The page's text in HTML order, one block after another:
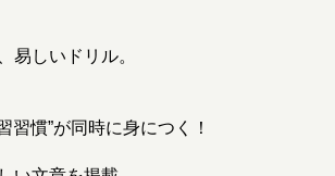
易しいドリル。
習慣”が同時に身につく！